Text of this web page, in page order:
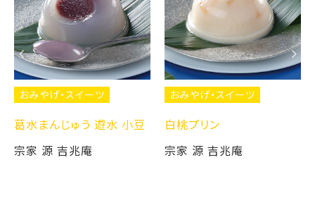
おみやげ・スイーツ
葛水まんじゅう 遊水 小豆
宗家 源 吉兆庵
おみやげ・スイーツ
白桃プリン
宗家 源 吉兆庵